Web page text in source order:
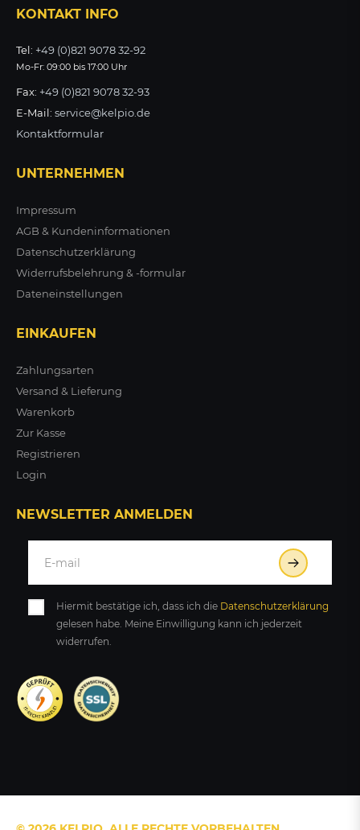
KONTAKT INFO
Tel: +49 (0)821 9078 32-92
Mo-Fr: 09:00 bis 17:00 Uhr
Fax: +49 (0)821 9078 32-93
E-Mail: service@kelpio.de
Kontaktformular
UNTERNEHMEN
Impressum
AGB & Kundeninformationen
Datenschutzerklärung
Widerrufsbelehrung & -formular
Dateneinstellungen
EINKAUFEN
Zahlungsarten
Versand & Lieferung
Warenkorb
Zur Kasse
Registrieren
Login
NEWSLETTER ANMELDEN
Hiermit bestätige ich, dass ich die Daten­schutz­erklärung
gelesen habe. Meine Einwilligung kann ich jederzeit
widerrufen.